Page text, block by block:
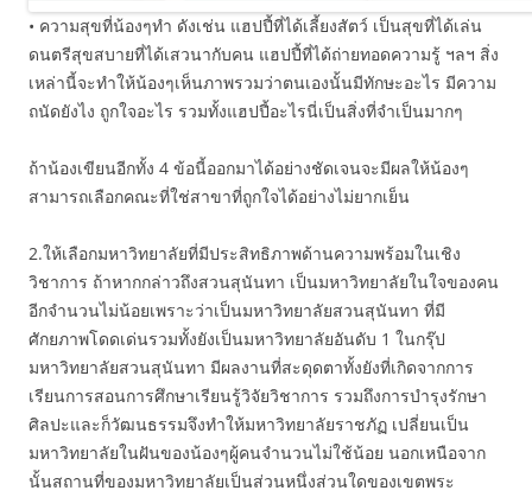
• ความสุขที่น้องๆทำ ดังเช่น แฮปปี้ที่ได้เลี้ยงสัตว์ เป็นสุขที่ได้เล่น
ดนตรีสุขสบายที่ได้เสวนากับคน แฮปปี้ที่ได้ถ่ายทอดความรู้ ฯลฯ สิ่ง
เหล่านี้จะทำให้น้องๆเห็นภาพรวมว่าตนเองนั้นมีทักษะอะไร มีความ
ถนัดยังไง ถูกใจอะไร รวมทั้งแฮปปี้อะไรนี่เป็นสิ่งที่จำเป็นมากๆ
ถ้าน้องเขียนอีกทั้ง 4 ข้อนี้ออกมาได้อย่างชัดเจนจะมีผลให้น้องๆ
สามารถเลือกคณะที่ใช่สาขาที่ถูกใจได้อย่างไม่ยากเย็น
2.ให้เลือกมหาวิทยาลัยที่มีประสิทธิภาพด้านความพร้อมในเชิง
วิชาการ ถ้าหากกล่าวถึงสวนสุนันทา เป็นมหาวิทยาลัยในใจของคน
อีกจำนวนไม่น้อยเพราะว่าเป็นมหาวิทยาลัยสวนสุนันทา ที่มี
ศักยภาพโดดเด่นรวมทั้งยังเป็นมหาวิทยาลัยอันดับ 1 ในกรุ๊ป
มหาวิทยาลัยสวนสุนันทา มีผลงานที่สะดุดตาทั้งยังที่เกิดจากการ
เรียนการสอนการศึกษาเรียนรู้วิจัยวิชาการ รวมถึงการบำรุงรักษา
ศิลปะและก็วัฒนธรรมจึงทำให้มหาวิทยาลัยราชภัฏ เปลี่ยนเป็น
มหาวิทยาลัยในฝันของน้องๆผู้คนจำนวนไม่ใช้น้อย นอกเหนือจาก
นั้นสถานที่ของมหาวิทยาลัยเป็นส่วนหนึ่งส่วนใดของเขตพระ